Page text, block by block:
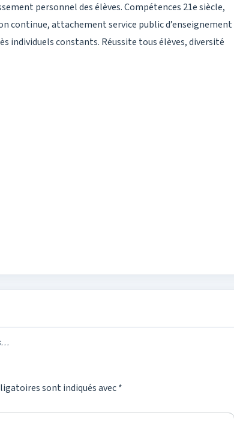
personnel des élèves. Compétences 21e siècle,
continue, attachement service public d’enseignement
individuels constants. Réussite tous élèves, diversité
sont indiqués avec*